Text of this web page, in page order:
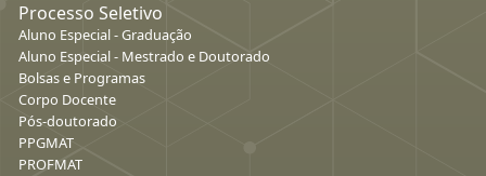
Processo Seletivo
Aluno Especial - Graduação
Aluno Especial - Mestrado e Doutorado
Bolsas e Programas
Corpo Docente
Pós-doutorado
PPGMAT
PROFMAT